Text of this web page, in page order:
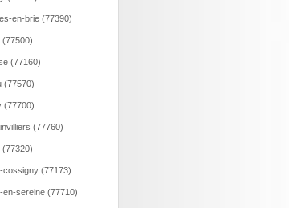
en-brie (77390)
(77500)
(77160)
(77570)
(77700)
(77760)
(77320)
cossigny (77173)
en-sereine (77710)